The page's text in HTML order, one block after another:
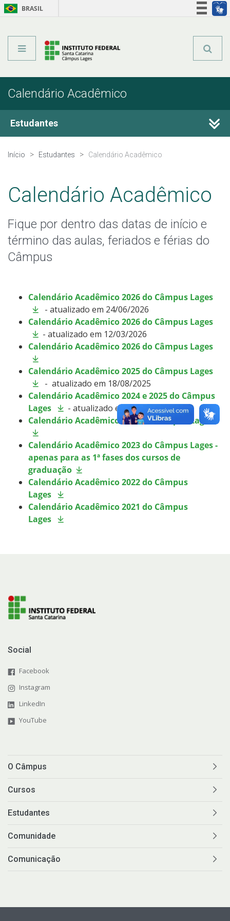
BRASIL
Calendário Acadêmico
Estudantes
Estágio
Registro Acadêmico
Coordenadoria Pedagógica
Formatura
Horário dos Professores
Bolsas e Monitorias
Oportunidades
Assistência Estudantil
Documentos Úteis
Bibliotecas
Sistemas Acadêmicos
Intercâmbio Estudantil
Início Estudantes Calendário Acadêmico
Calendário Acadêmico
Fique por dentro das datas de início e
término das aulas, feriados e férias do
Câmpus
Calendário Acadêmico 2026 do Câmpus Lages
- atualizado em 24/06/2026
Calendário Acadêmico 2026 do Câmpus Lages
- atualizado em 12/03/2026
Calendário Acadêmico 2026 do Câmpus Lages
Calendário Acadêmico 2025 do Câmpus Lages
- atualizado em 18/08/2025
Calendário Acadêmico 2024 e 2025 do Câmpus
Lages
- atualizado em 04/02/2025
Calendário Acadêmico 2023 do Câmpus Lages
Calendário Acadêmico 2023 do Câmpus Lages -
apenas para as 1ª fases dos cursos de
graduação
Calendário Acadêmico 2022 do Câmpus
Lages
Calendário Acadêmico 2021 do Câmpus
Lages
Social
Facebook
Instagram
LinkedIn
YouTube
O Câmpus
Cursos
Estudantes
Comunidade
Comunicação